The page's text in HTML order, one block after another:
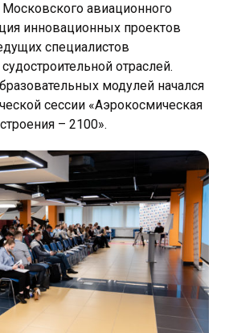
авиационного
инновационных проектов
специалистов
отраслей.
модулей начался
сессии «Аэрокосмическая
– 2100».